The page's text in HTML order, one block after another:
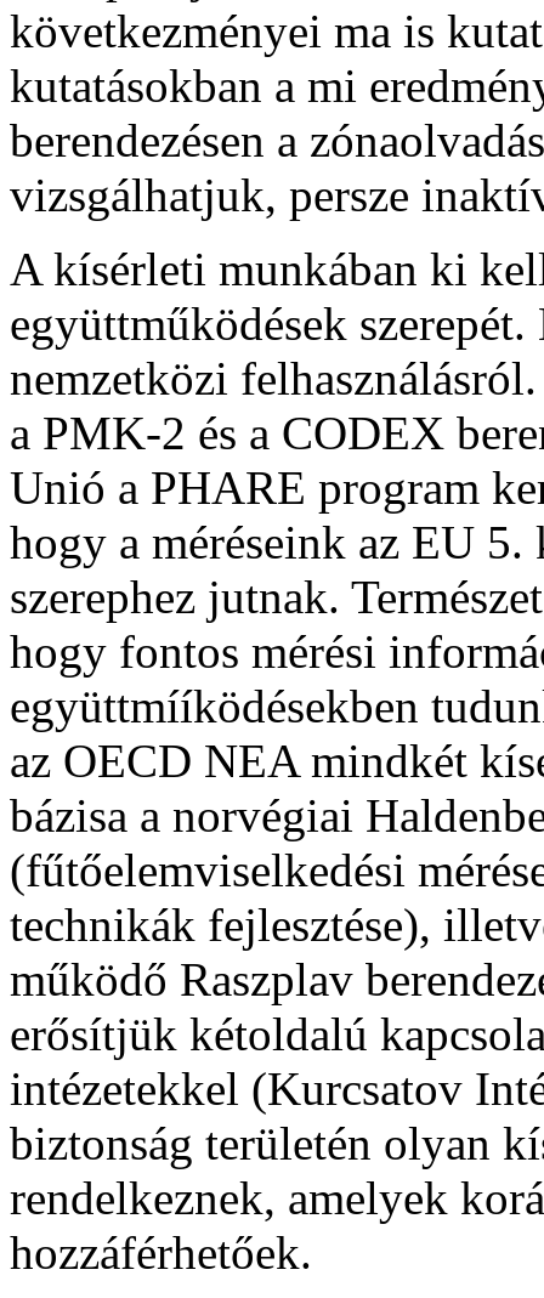
következményei ma is
kutatásokban a mi
berendezésen a
vizsgálhatjuk, persze
A kísérleti munkában ki
együttműködések
nemzetközi
a PMK-2 és a CODEX
Unió a PHARE program
hogy a méréseink az EU
szerephez jutnak.
hogy fontos mérési
együttmííködésekben
az OECD NEA mindkét
bázisa a norvégiai
(fűtőelemviselkedési
technikák fejlesztése),
működő Raszplav
erősítjük kétoldalú
intézetekkel (Kurcsatov
biztonság területén olyan
rendelkeznek, amelyek
hozzáférhetőek.